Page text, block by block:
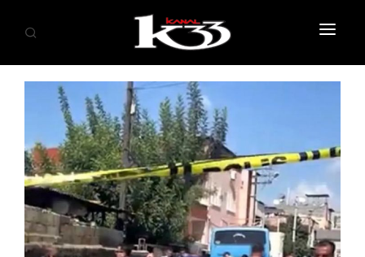
ANASAYFA
SİYASET
EKONOMİ
GÜNDEM
SAĞLIK